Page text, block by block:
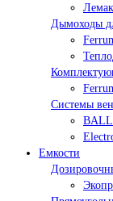
Дымоходы
Системы
Емкости